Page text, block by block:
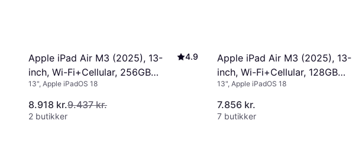
Apple iPad Air M3 (2025), 13-
inch, Wi-Fi+Cellular, 256GB
Starlight
4.9
13", Apple iPadOS 18
8.918 kr.9.437 kr.
2 butikker
Apple iPad Air M3 (2025), 13-
inch, Wi-Fi+Cellular, 128GB
Space Grey
13", Apple iPadOS 18
7.856 kr.
7 butikker